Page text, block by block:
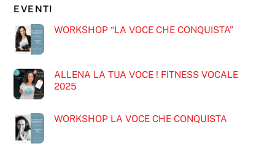
EVENTI
WORKSHOP “LA VOCE CHE CONQUISTA”
ALLENA LA TUA VOCE ! FITNESS VOCALE
2025
WORKSHOP LA VOCE CHE CONQUISTA